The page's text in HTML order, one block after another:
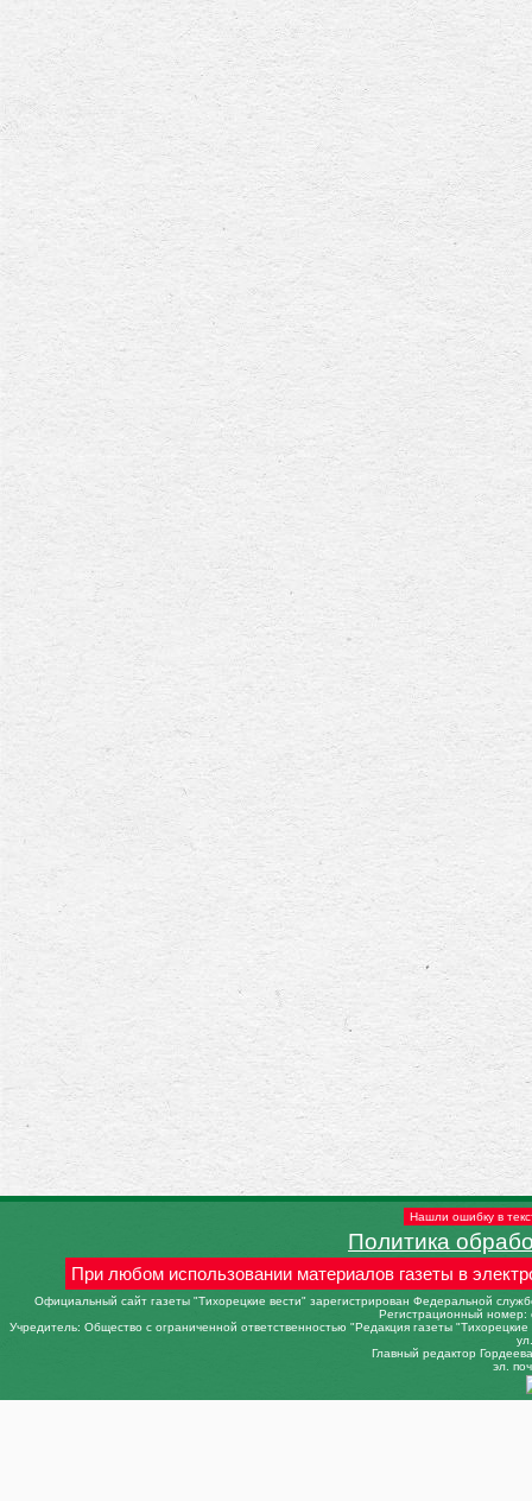
Нашли ошибку в
Политика
При любом использовании материалов газеты в
Официальный сайт газеты "Тихорецкие вести" зарегистрирован Федеральной
Регистрационный
Учредитель: Общество с ограниченной ответственностью "Редакция газеты
Главный редактор
эл.